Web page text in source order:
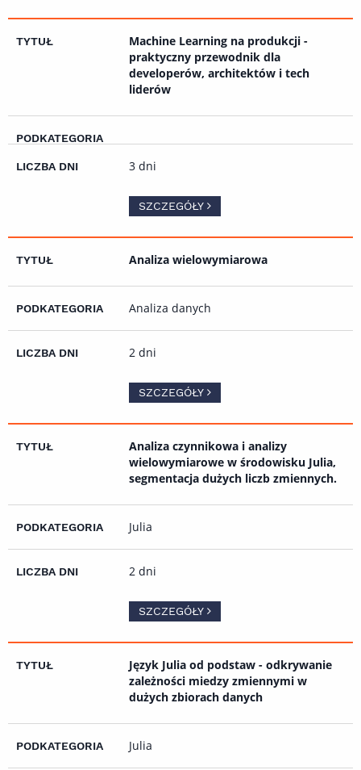
Machine Learning na produkcji -
praktyczny przewodnik dla
developerów, architektów i tech
liderów
3 dni
SZCZEGÓŁY
Analiza wielowymiarowa
Analiza danych
2 dni
SZCZEGÓŁY
Analiza czynnikowa i analizy
wielowymiarowe w środowisku Julia,
segmentacja dużych liczb zmiennych.
Julia
2 dni
SZCZEGÓŁY
Język Julia od podstaw - odkrywanie
zależności miedzy zmiennymi w
dużych zbiorach danych
Julia